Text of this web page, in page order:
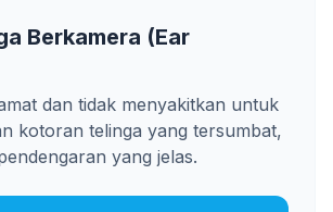
Berkamera (Ear
dan tidak menyakitkan untuk
kotoran telinga yang tersumbat,
yang jelas.